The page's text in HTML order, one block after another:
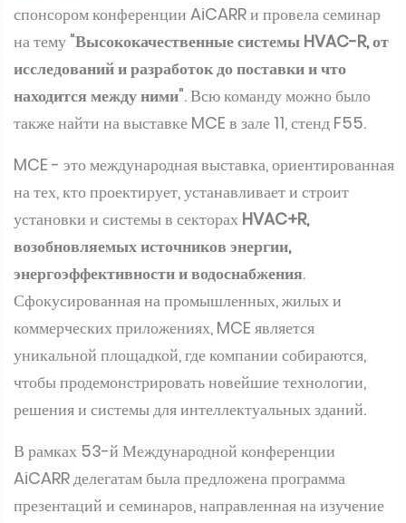
спонсором конференции AiCARR и провела семинар
на тему "Высококачественные системы HVAC-R, от
исследований и разработок до поставки и что
находится между ними". Всю команду можно было
также найти на выставке MCE в зале 11, стенд F55.
MCE - это международная выставка, ориентированная
на тех, кто проектирует, устанавливает и строит
установки и системы в секторах HVAC+R,
возобновляемых источников энергии,
энергоэффективности и водоснабжения.
Сфокусированная на промышленных, жилых и
коммерческих приложениях, MCE является
уникальной площадкой, где компании собираются,
чтобы продемонстрировать новейшие технологии,
решения и системы для интеллектуальных зданий.
В рамках 53-й Международной конференции
AiCARR делегатам была предложена программа
презентаций и семинаров, направленная на изучение